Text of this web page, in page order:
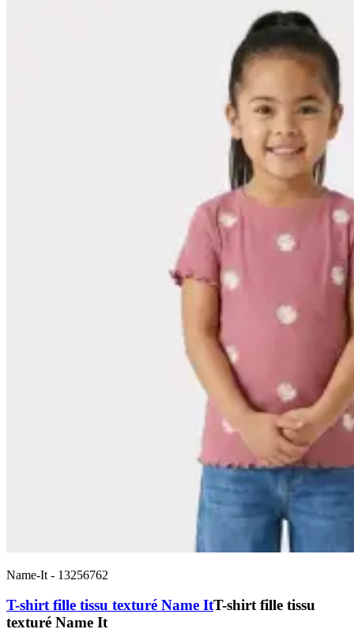
Name-It - 13256762
T-shirt fille tissu texturé Name ItT-shirt fille tissu
texturé Name It